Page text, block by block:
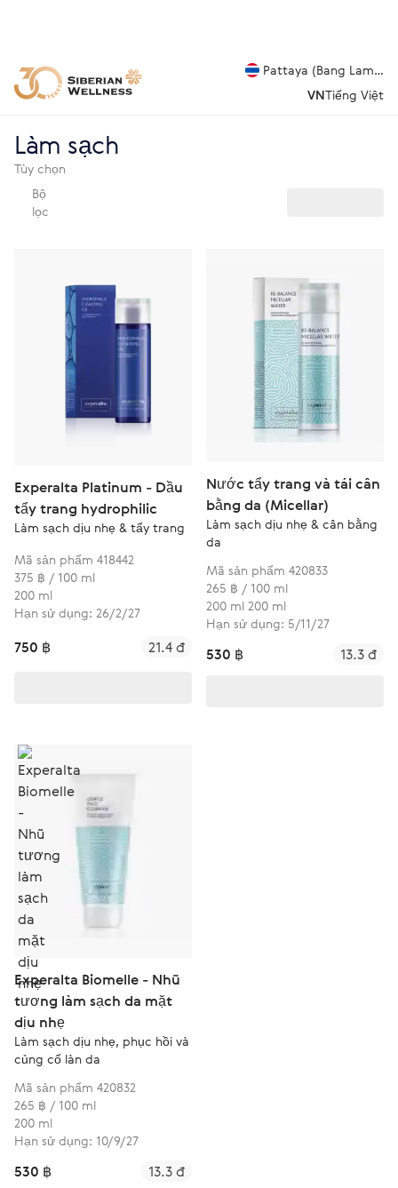
Pattaya (Bang
VNTiếng Việt
Làm sạch
Tùy chọn
Bộ
lọc
Experalta Platinum - Dầu
tẩy trang hydrophilic
Làm sạch dịu nhẹ & tẩy trang
Mã sản phẩm 418442
375 ฿ / 100 ml
200 ml
Hạn sử dụng: 26/2/27
750 ฿ 21.4 đ
Nước tẩy trang và tái cân
bằng da (Micellar)
Làm sạch dịu nhẹ & cân bằng
da
Mã sản phẩm 420833
265 ฿ / 100 ml
200 ml 200 ml
Hạn sử dụng: 5/11/27
530 ฿ 13.3 đ
Experalta Biomelle - Nhũ
tương làm sạch da mặt
dịu nhẹ
Làm sạch dịu nhẹ, phục hồi và
củng cố làn da
Mã sản phẩm 420832
265 ฿ / 100 ml
200 ml
Hạn sử dụng: 10/9/27
530 ฿ 13.3 đ